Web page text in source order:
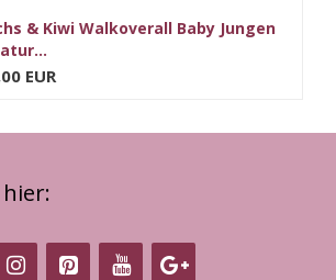
& Kiwi Walkoverall Baby Jungen
EUR